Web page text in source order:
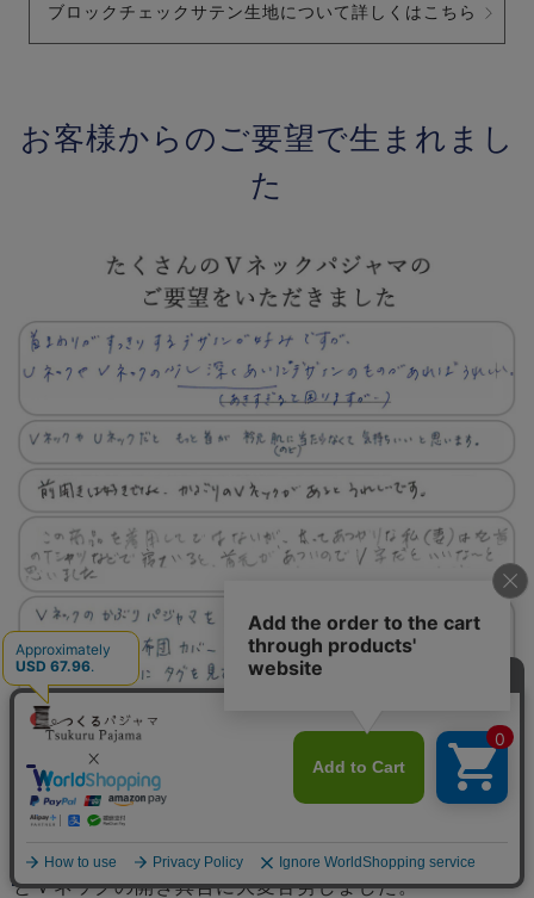
メニュー
ブロックチェックサテン生地について詳しくはこちら
お客様からのご要望で生まれまし
た
部屋着、ルームウェア感覚で着られるＶネックのパジャ
マのご要望を大変多く頂いておりました。しゃがんでも
胸が見えにくく、どんな生地でもかぶりやすいサイズ感
とＶネックの開き具合に大変苦労しました。